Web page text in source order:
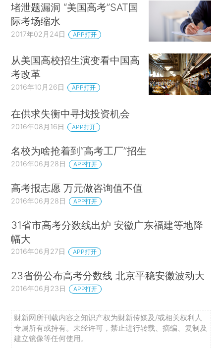
堵泄题漏洞 “美国高考”SAT国
际考场缩水
2017年02月24日 APP打开
从美国高校招生演变看中国高
考改革
2016年10月26日 APP打开
在供求失衡中寻找投资机会
2016年08月16日 APP打开
名校为啥抢着到“高考工厂”招生
2016年06月28日 APP打开
高考报志愿 万元做咨询值不值
2016年06月28日 APP打开
31省市高考分数线出炉 安徽广东福建等地降
幅大
2016年06月27日 APP打开
23省份公布高考分数线 北京平稳安徽波动大
2016年06月23日 APP打开
财新网所刊载内容之知识产权为财新传媒及/或相关权利人
专属所有或持有。未经许可，禁止进行转载、摘编、复制及
建立镜像等任何使用。